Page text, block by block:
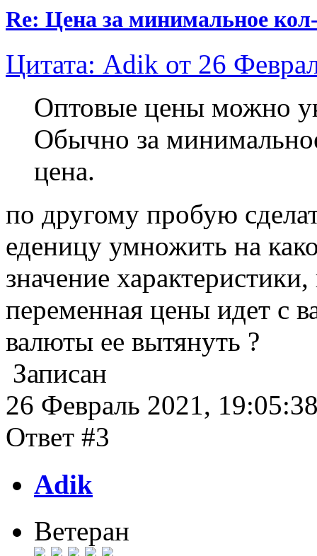
Re: Цена за минимальное
Цитата: Adik от 26
Оптовые цены можно
Обычно за
цена.
по другому пробую
еденицу умножить на
значение
переменная цены идет с
валюты ее вытянуть ?
Записан
26 Февраль 2021,
Ответ #3
Adik
Ветеран